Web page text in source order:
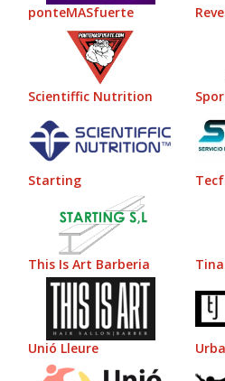
ponteMASfuerte
Scientiffic Nutrition
Starting
This Is Art Barberia
Unió Lleure